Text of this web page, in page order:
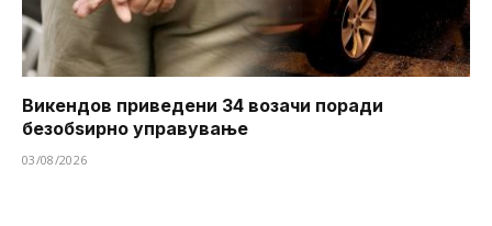
Викендов приведени 34 возачи поради
безобѕирно управување
03/08/2026